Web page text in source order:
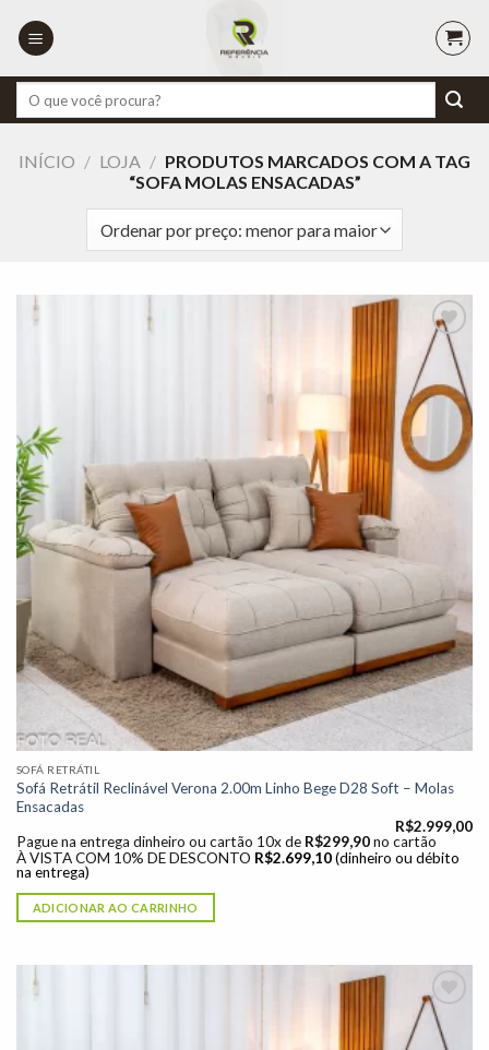
Pesquisar
INÍCIO / LOJA / PRODUTOS MARCADOS COM A TAG
“SOFA MOLAS ENSACADAS”
Adicionar
à lista de
desejos"
SOFÁ RETRÁTIL
Sofá Retrátil Reclinável Verona 2.00m Linho Bege D28 Soft – Molas
Ensacadas
R$2.999,00
Pague na entrega dinheiro ou cartão 10x de R$299,90 no cartão
À VISTA COM 10% DE DESCONTO R$2.699,10 (dinheiro ou débito
na entrega)
ADICIONAR AO CARRINHO